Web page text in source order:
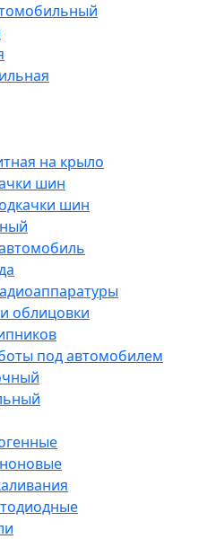
на крыло
шин
шин
облицовки
под автомобилем